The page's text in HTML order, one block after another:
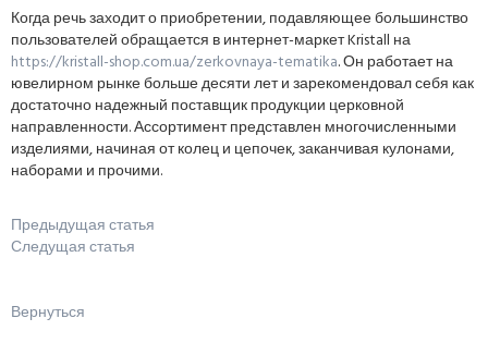
Когда речь заходит о приобретении, подавляющее большинство
пользователей обращается в интернет-маркет Kristall на
https://kristall-shop.com.ua/zerkovnaya-tematika. Он работает на
ювелирном рынке больше десяти лет и зарекомендовал себя как
достаточно надежный поставщик продукции церковной
направленности. Ассортимент представлен многочисленными
изделиями, начиная от колец и цепочек, заканчивая кулонами,
наборами и прочими.
Предыдущая статья
Следущая статья
Вернуться